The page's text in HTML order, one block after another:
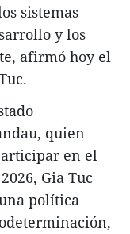
sistemas
y los
afirmó hoy el
quien
en el
Gia Tuc
política